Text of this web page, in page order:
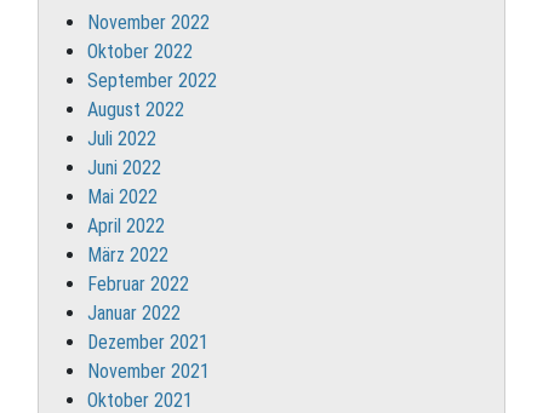
November 2022
Oktober 2022
September 2022
August 2022
Juli 2022
Juni 2022
Mai 2022
April 2022
März 2022
Februar 2022
Januar 2022
Dezember 2021
November 2021
Oktober 2021